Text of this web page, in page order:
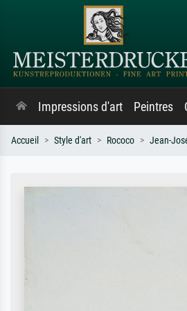
Impressions d'art Peintres
Accueil Style d'art Rococo Jean-